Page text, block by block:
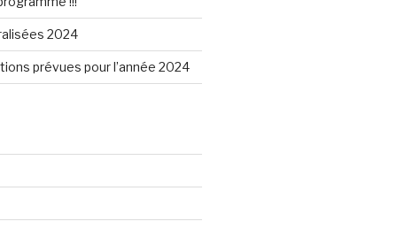
2024
prévues pour l’année 2024